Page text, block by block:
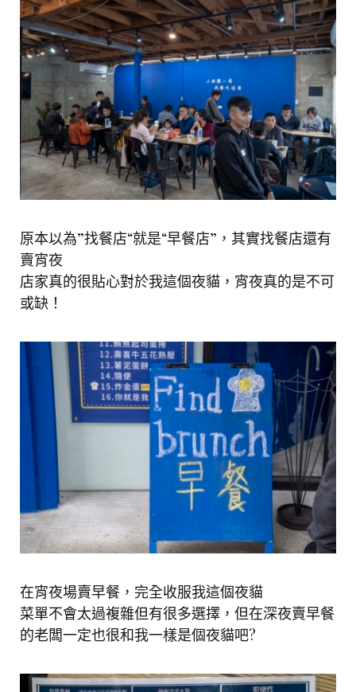
原本以為”找餐店“就是“早餐店”，其實找餐店還有
賣宵夜
店家真的很貼心對於我這個夜貓，宵夜真的是不可
或缺！
在宵夜場賣早餐，完全收服我這個夜貓
菜單不會太過複雜但有很多選擇，但在深夜賣早餐
的老闆一定也很和我一樣是個夜貓吧?